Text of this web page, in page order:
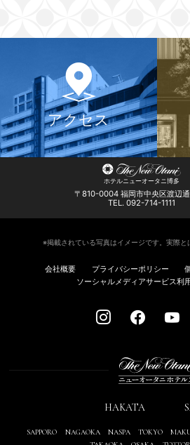
アクセス
ホテルニューオータニ博多
〒810-0004 福岡市中央区渡辺
TEL. 092-714-1111
※掲載されている写真はイメージです。実際と
会社概要 プライバシーポリシー
ソーシャルメディアサービス利
HAKATA
SAPPORO NAGAOKA NASPA TOKYO